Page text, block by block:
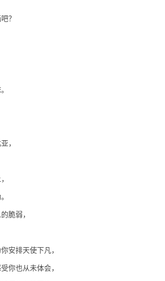
？
，
脆弱，
安排天使下凡，
你也从未体会，